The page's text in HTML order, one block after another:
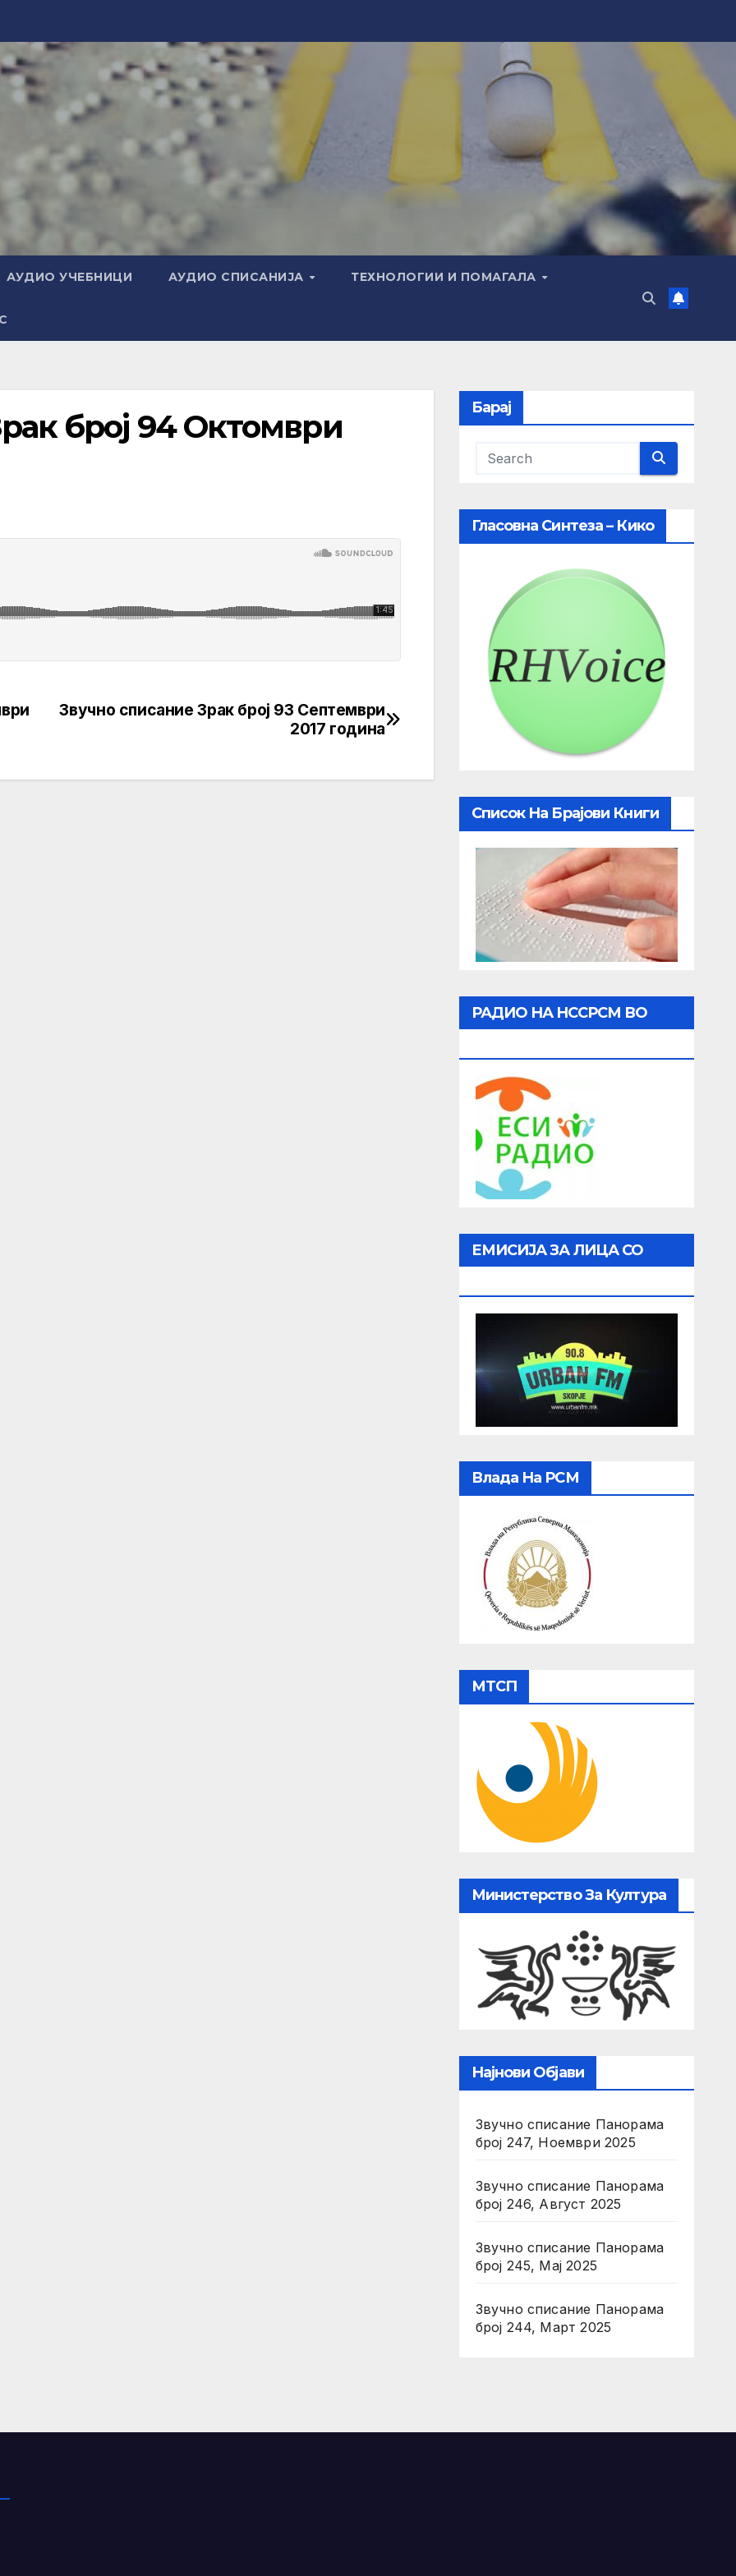
АУДИО УЧЕБНИЦИ АУДИО СПИСАНИЈА ТЕХНОЛОГИИ И ПОМАГАЛА
број 94 Октомври
Звучно списание Зрак број 93 Септември
2017 година
Барај
Гласовна Синтеза – Кико
Список На Брајови Книги
РАДИО НА НССРСМ ВО
ЕМИСИЈА ЗА ЛИЦА СО
Влада На РСМ
МТСП
Министерство За Култура
Најнови Објави
Звучно списание Панорама
број 247, Ноември 2025
Звучно списание Панорама
број 246, Август 2025
Звучно списание Панорама
број 245, Мај 2025
Звучно списание Панорама
број 244, Март 2025